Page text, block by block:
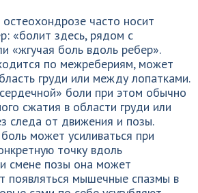
часто носит
«болит здесь, рядом с
«жгучая боль вдоль ребер».
по межребериям, может
груди или между лопатками.
боли при этом обычно
сжатия в области груди или
следа от движения и позы.
может усиливаться при
точку вдоль
смене позы она может
появляться мышечные спазмы в